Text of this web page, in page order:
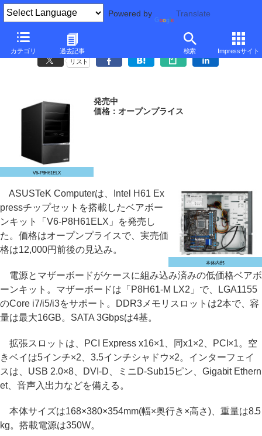
Powered by Translate
カテゴリ 過去記事 検索 Impressサイト
ASUSTeK、実売12,000円のIntel H61ベアボーン
リスト
V6-P8H61ELX
発売中
価格：オープンプライス
本体内部
ASUSTeK Computerは、Intel H61 Ex
pressチップセットを搭載したベアボー
ンキット「V6-P8H61ELX」を発売し
た。価格はオープンプライスで、実売価
格は12,000円前後の見込み。
電源とマザーボードがケースに組み込み済みの低価格ベアボ
ーンキット。マザーボードは「P8H61-M LX2」で、LGA1155
のCore i7/i5/i3をサポート。DDR3メモリスロットは2本で、容
量は最大16GB。SATA 3Gbpsは4基。
拡張スロットは、PCI Express x16×1、同x1×2、PCI×1。空
きベイは5インチ×2、3.5インチシャドウ×2。インターフェイ
スは、USB 2.0×8、DVI-D、ミニD-Sub15ピン、Gigabit Ethern
et、音声入出力などを備える。
本体サイズは168×380×354mm(幅×奥行き×高さ)、重量は8.5
kg。搭載電源は350W。